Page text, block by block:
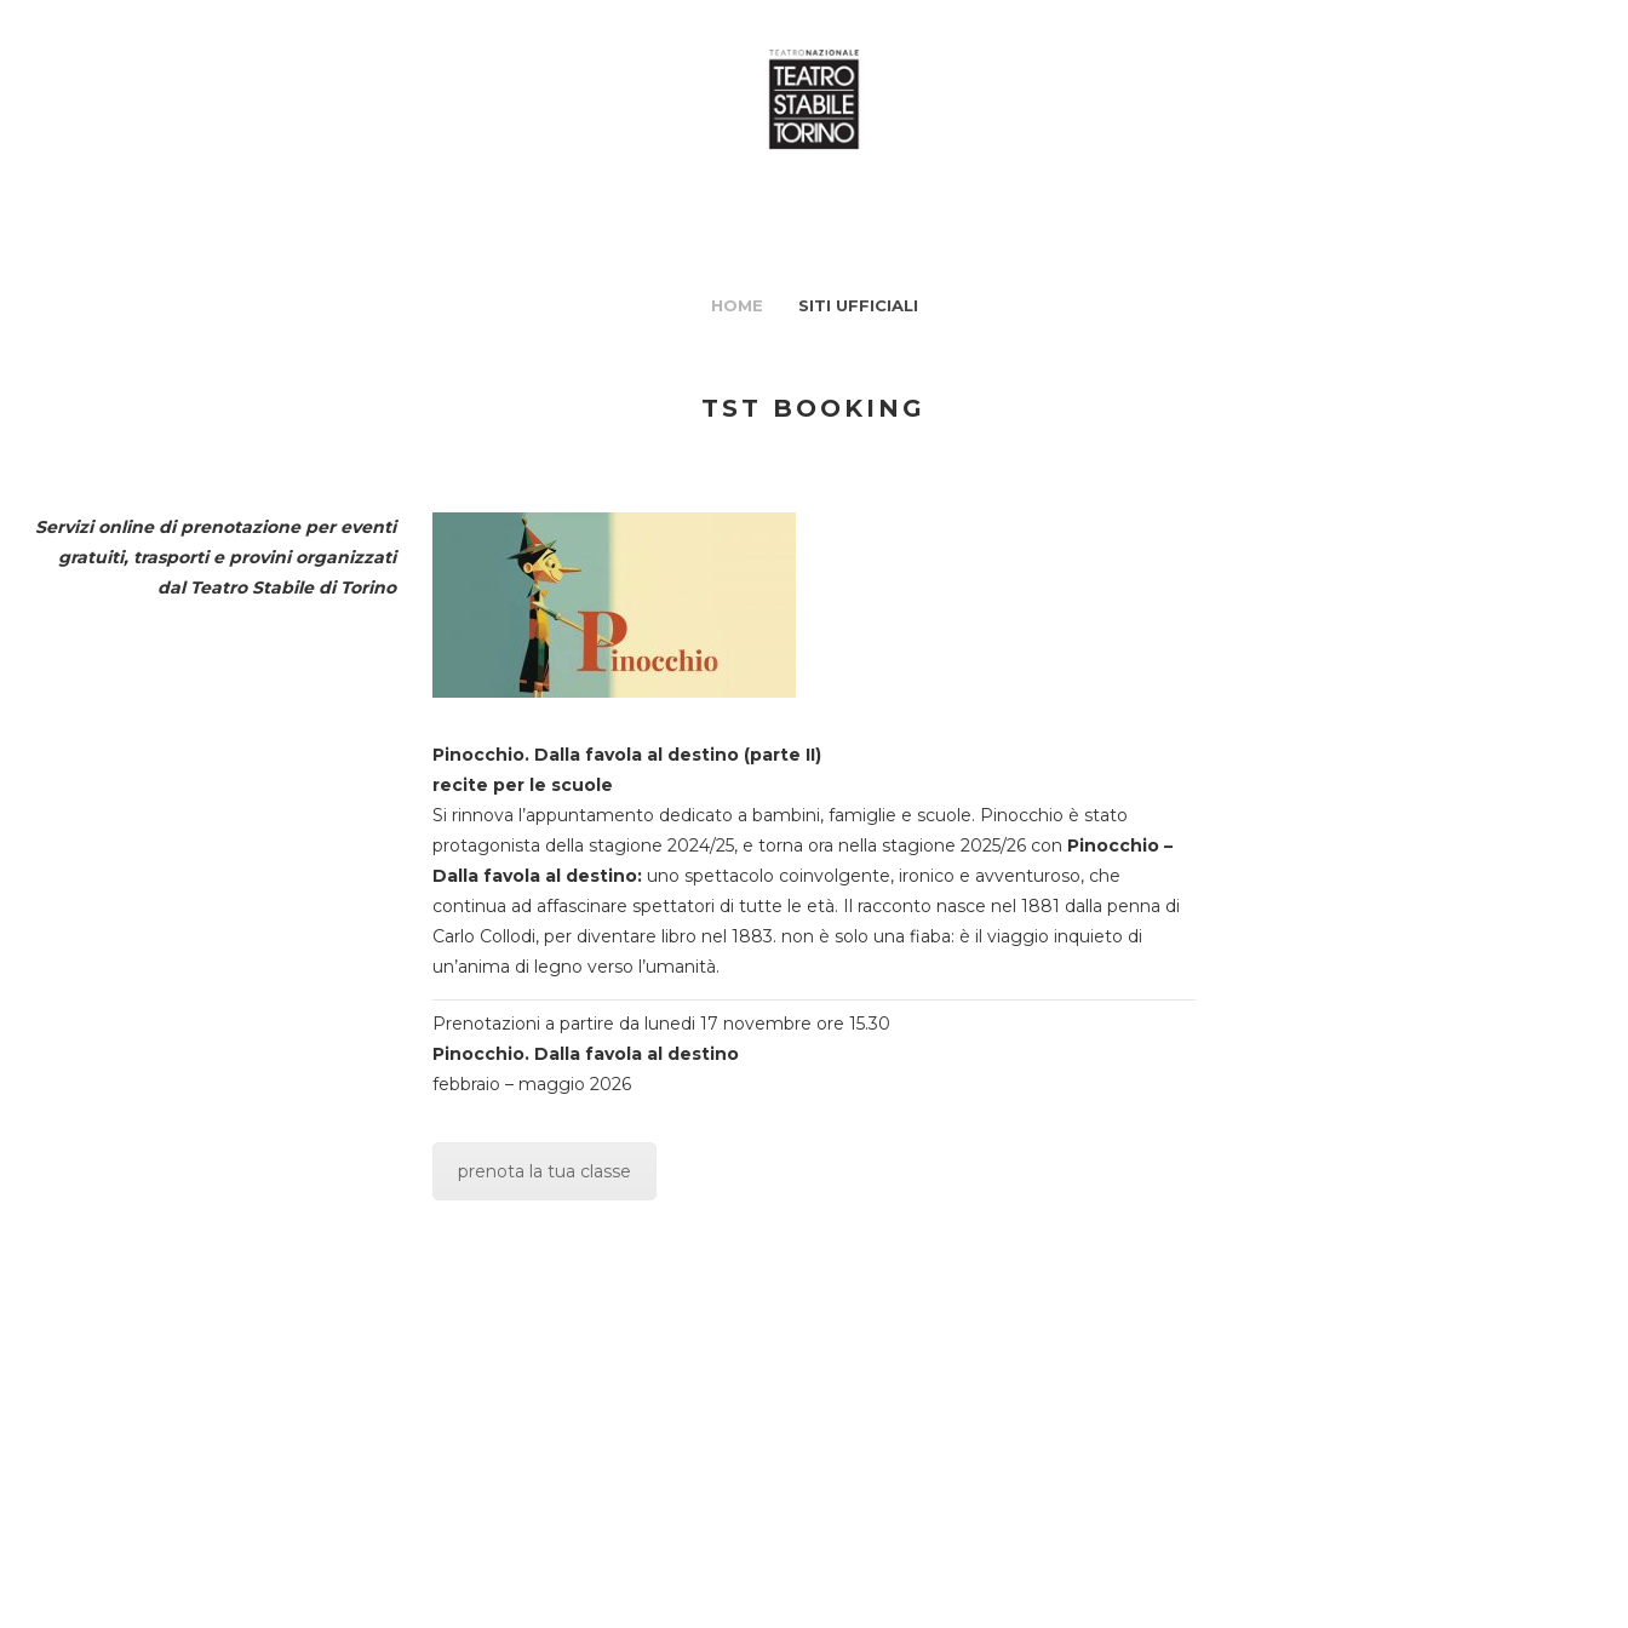
HOME SITI UFFICIALI
TST BOOKING
Servizi online di prenotazione per eventi
gratuiti, trasporti e provini organizzati
dal Teatro Stabile di Torino
Pinocchio. Dalla favola al destino (parte II)
recite per le scuole
Si rinnova l’appuntamento dedicato a bambini, famiglie e scuole. Pinocchio è stato
protagonista della stagione 2024/25, e torna ora nella stagione 2025/26 con Pinocchio –
Dalla favola al destino:uno spettacolo coinvolgente, ironico e avventuroso, che
continua ad affascinare spettatori di tutte le età. Il racconto nasce nel 1881 dalla penna di
Carlo Collodi, per diventare libro nel 1883. non è solo una fiaba: è il viaggio inquieto di
un’anima di legno verso l’umanità.
Prenotazioni a partire da lunedi 17 novembre ore 15.30
Pinocchio. Dalla favola al destino
febbraio – maggio 2026
prenota la tua classe